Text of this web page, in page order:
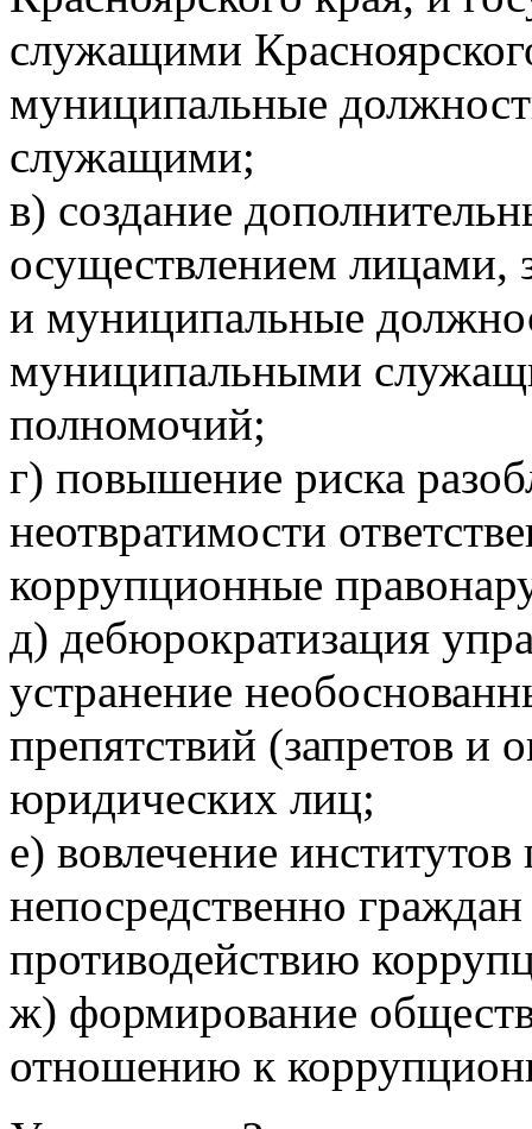
служащими
муниципальные
служащими;
в) создание
осуществлением лицами,
и муниципальные
муниципальными
полномочий;
г) повышение риска
неотвратимости
коррупционные
д) дебюрократизация
устранение
препятствий (запретов и
юридических лиц;
е) вовлечение
непосредственно
противодействию
ж) формирование
отношению к